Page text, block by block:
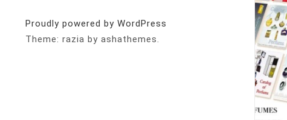
Proudly powered by WordPress
Theme: razia by ashathemes.